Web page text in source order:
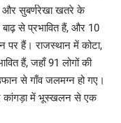
और सुबर्णरेखा खतरे के
से प्रभावित हैं, और 10
पर हैं। राजस्थान में कोटा,
हैं, जहाँ 91 लोगों की
से गाँव जलमग्न हो गए।
कांगड़ा में भूस्खलन से एक